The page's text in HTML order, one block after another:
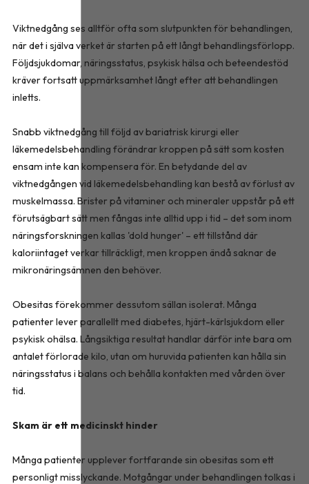
Viktnedgång ses alltför ofta som slutpunkten för behandlingen,
när det i själva verket är starten på ett långt behandlingsförlopp.
Följdsjukdomar, näringsstatus, psykisk hälsa och beteendestöd
kräver fortsatt uppmärksamhet långt efter att behandlingen
inletts.
Snabb viktnedgång till följd av bariatrisk kirurgi eller
läkemedelsbehandling förändrar kroppen på sätt som kosten
ensam inte kan kompensera för. En betydande del av
viktnedgången vid läkemedelsbehandling kan bestå av förlust av
muskelmassa. Brister på vitaminer och mineraler uppstår på ett
förutsägbart sätt men fångas inte alltid upp i tid – det som inom
näringsforskningen kallas 'dold hunger' – ett tillstånd där
kaloriintaget verkar tillräckligt, men kroppen ändå saknar de
mikronäringsämnen den behöver.
Obesitas förekommer dessutom sällan isolerat. Många
patienter lever parallellt med diabetes, hjärt-kärlsjukdom eller
psykisk ohälsa. Långsiktiga resultat handlar därför inte bara om
antalet förlorade kilo, utan om huruvida patienten kan hålla sin
näringsstatus i balans och behålla kontakten med vården över
tid.
Skam är ett medicinskt hinder
Många patienter upplever fortfarande sin obesitas som ett
personligt misslyckande. Motgångar under behandlingen tolkas i